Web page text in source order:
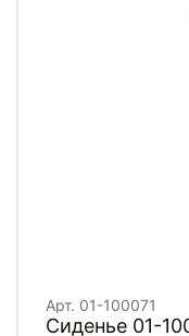
Арт. 01-100071
Сиденье 01-